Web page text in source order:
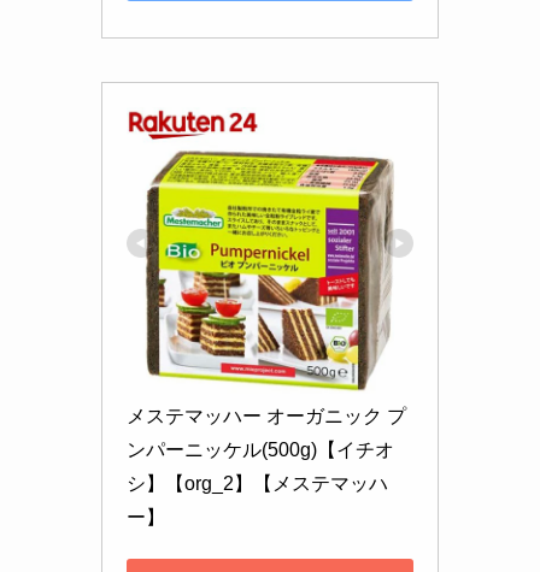
メステマッハー オーガニック プ
ンパーニッケル(500g)【イチオ
シ】【org_2】【メステマッハ
ー】